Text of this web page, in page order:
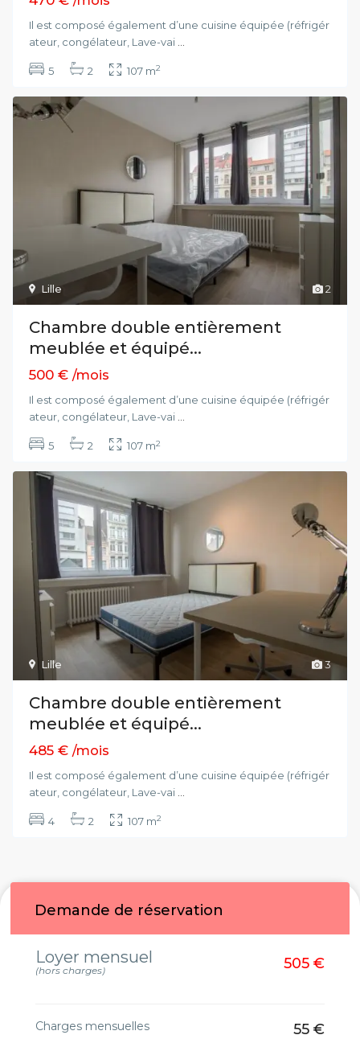
Il est composé également d’une cuisine équipée (réfrigér
ateur, congélateur, Lave-vai
5 2 107 m2
2
Lille
Chambre double entièrement
meublée et équipé...
500 €/mois
Il est composé également d’une cuisine équipée (réfrigér
ateur, congélateur, Lave-vai ...
5 2 107 m2
3
Lille
Chambre double entièrement
meublée et équipé...
485 €/mois
Il est composé également d’une cuisine équipée (réfrigér
ateur, congélateur, Lave-vai ...
4 2 107 m2
Demande de réservation
Loyer mensuel
(hors charges) 505 €
Charges mensuelles 55 €